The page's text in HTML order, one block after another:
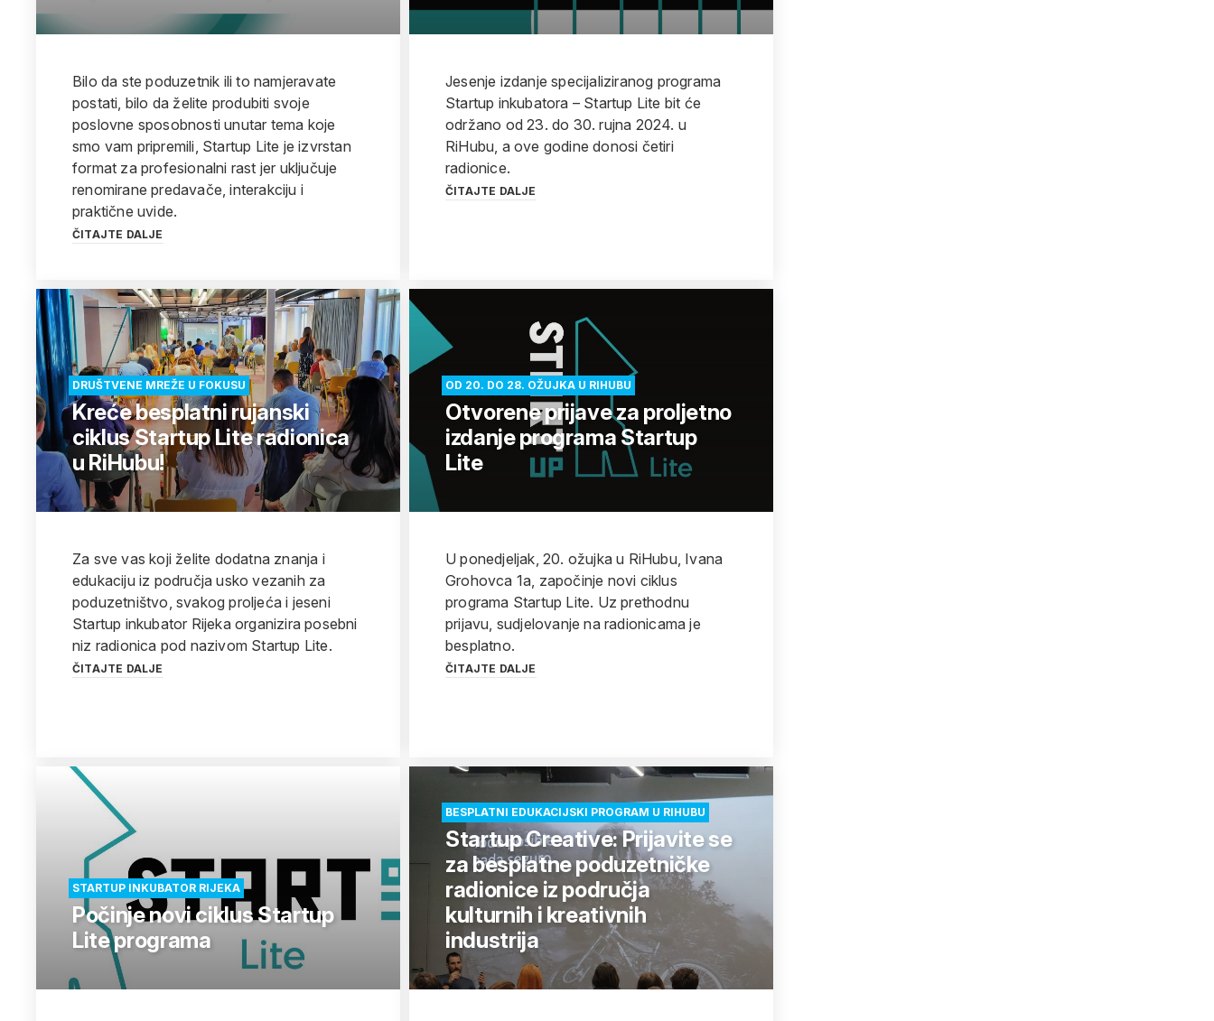
Bilo da ste poduzetnik ili to namjeravate
postati, bilo da želite produbiti svoje
poslovne sposobnosti unutar tema koje
smo vam pripremili, Startup Lite je izvrstan
format za profesionalni rast jer uključuje
renomirane predavače, interakciju i
praktične uvide.
ČITAJTE DALJE
Jesenje izdanje specijaliziranog programa
Startup inkubatora – Startup Lite bit će
održano od 23. do 30. rujna 2024. u
RiHubu, a ove godine donosi četiri
radionice.
ČITAJTE DALJE
DRUŠTVENE MREŽE U FOKUSU
Kreće besplatni rujanski
ciklus Startup Lite radionica
u RiHubu!
Za sve vas koji želite dodatna znanja i
edukaciju iz područja usko vezanih za
poduzetništvo, svakog proljeća i jeseni
Startup inkubator Rijeka organizira posebni
niz radionica pod nazivom Startup Lite.
ČITAJTE DALJE
OD 20. DO 28. OŽUJKA U RIHUBU
Otvorene prijave za proljetno
izdanje programa Startup
Lite
U ponedjeljak, 20. ožujka u RiHubu, Ivana
Grohovca 1a, započinje novi ciklus
programa Startup Lite. Uz prethodnu
prijavu, sudjelovanje na radionicama je
besplatno.
ČITAJTE DALJE
STARTUP INKUBATOR RIJEKA
Počinje novi ciklus Startup
Lite programa
BESPLATNI EDUKACIJSKI PROGRAM U RIHUBU
Startup Creative: Prijavite se
za besplatne poduzetničke
radionice iz područja
kulturnih i kreativnih
industrija